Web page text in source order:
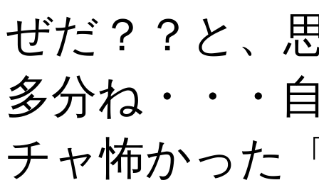
ぜだ？？と、
多分ね・・・
チャ怖かった